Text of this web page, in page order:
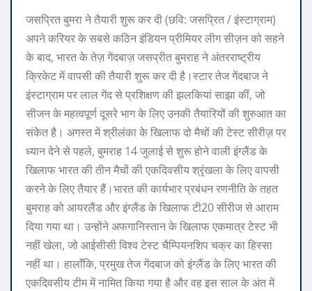
जसप्रित बुमरा ने तैयारी शुरू कर दी (छवि: जसप्रित / इंस्टाग्राम)
अपने करियर के सबसे कठिन इंडियन प्रीमियर लीग सीज़न को सहने
के बाद, भारत के तेज़ गेंदबाज़ जसप्रीत बुमराह ने अंतरराष्ट्रीय
क्रिकेट में वापसी की तैयारी शुरू कर दी है।स्टार तेज गेंदबाज ने
इंस्टाग्राम पर लाल गेंद से प्रशिक्षण की झलकियां साझा कीं, जो
सीजन के महत्वपूर्ण दूसरे भाग के लिए उनकी तैयारियों की शुरुआत का
संकेत है। अगस्त में श्रीलंका के खिलाफ दो मैचों की टेस्ट सीरीज़ पर
ध्यान देने से पहले, बुमराह 14 जुलाई से शुरू होने वाली इंग्लैंड के
खिलाफ भारत की तीन मैचों की एकदिवसीय श्रृंखला के लिए वापसी
करने के लिए तैयार हैं।भारत की कार्यभार प्रबंधन रणनीति के तहत
बुमराह को आयरलैंड और इंग्लैंड के खिलाफ टी20 सीरीज से आराम
दिया गया था। उन्होंने अफगानिस्तान के खिलाफ एकमात्र टेस्ट भी
नहीं खेला, जो आईसीसी विश्व टेस्ट चैम्पियनशिप चक्र का हिस्सा
नहीं था। हालाँकि, प्रमुख तेज गेंदबाज को इंग्लैंड के लिए भारत की
एकदिवसीय टीम में नामित किया गया है और वह इस साल के अंत में